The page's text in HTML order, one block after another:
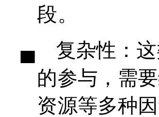
段。
▄ 复杂性：这
的参与，需
资源等多种因